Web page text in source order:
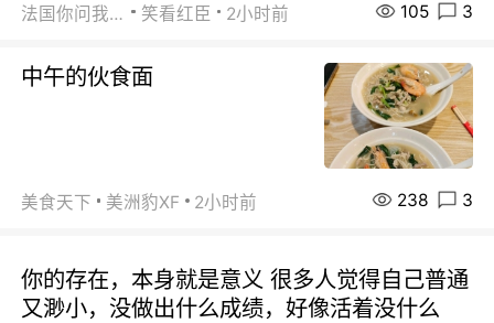
法国你问我答 笑看红臣 2小时前 105 3
中午的伙食面
美食天下 美洲豹XF 2小时前 238 3
你的存在，本身就是意义 很多人觉得自己普通
又渺小，没做出什么成绩，好像活着没什么